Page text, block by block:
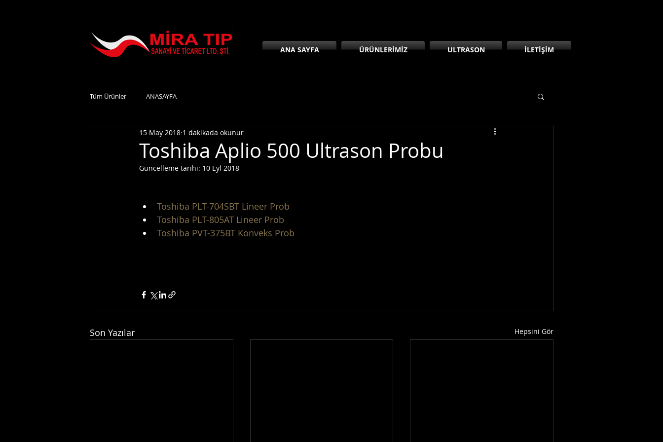
ANA SAYFA ÜRÜNLERİMİZ ULTRASON İLETİŞİM
Tüm Ürünler ANASAYFA
Toshiba Aplio 500 Ultrason Probu
15 May 2018 1 dakikada okunur
Güncelleme tarihi: 10 Eyl 2018
Toshiba PLT-704SBT Lineer Prob
Toshiba PLT-805AT Lineer Prob
Toshiba PVT-375BT Konveks Prob
Son Yazılar Hepsini Gör